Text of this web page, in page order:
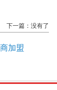
下一篇：没有了
加盟